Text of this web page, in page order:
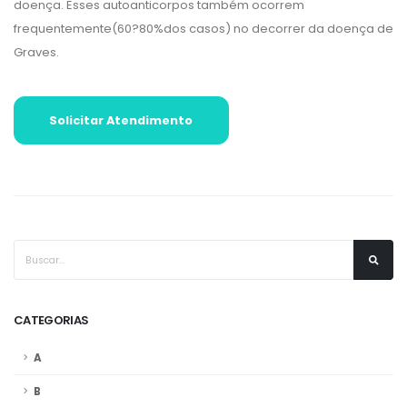
doença. Esses autoanticorpos também ocorrem
frequentemente(60?80%dos casos) no decorrer da doença de
Graves.
Solicitar Atendimento
CATEGORIAS
A
B